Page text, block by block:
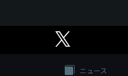
ニュース